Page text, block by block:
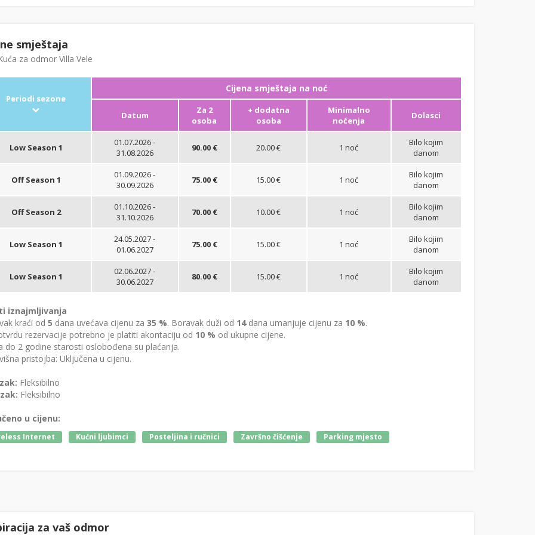
smještaja
za odmor Villa Vele
Periodi sezone
Cijena smještaja na noć
Datum
Za 2
osoba
+ dodatna
osoba
Minimalno
noćenja
Dolasci
Low Season 1
01.07.2026 -
31.08.2026
90.00 € 20.00 € 1 noć
Bilo kojim
danom
Off Season 1
01.09.2026 -
30.09.2026
75.00 € 15.00 € 1 noć
Bilo kojim
danom
Off Season 2
01.10.2026 -
31.10.2026
70.00 € 10.00 € 1 noć
Bilo kojim
danom
Low Season 1
24.05.2027 -
01.06.2027
75.00 € 15.00 € 1 noć
Bilo kojim
danom
Low Season 1
02.06.2027 -
30.06.2027
80.00 € 15.00 € 1 noć
Bilo kojim
danom
iznajmljivanja
kraći od 5 dana uvećava cijenu za 35 %. Boravak duži od 14dana umanjuje cijenu za 10 %.
rezervacije potrebno je platiti akontaciju od 10 % od ukupne cijene.
do 2 godine starosti oslobođena su plaćanja.
pristojba: Uključena u cijenu.
Fleksibilno
Fleksibilno
u cijenu:
Internet Kućni ljubimci Posteljina i ručnici Završno čišćenje Parking mjesto
za vaš odmor